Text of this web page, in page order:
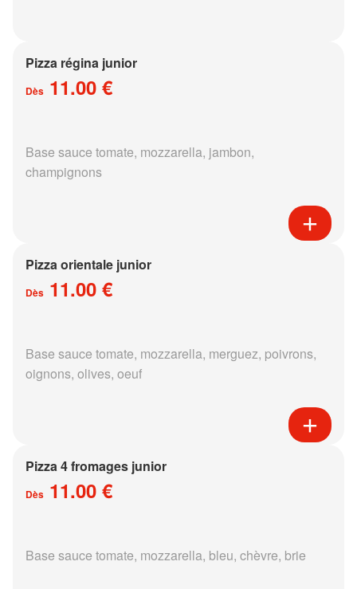
Pizza régina junior
Dès 11.00 €
Base sauce tomate, mozzarella, jambon,
champignons
Pizza orientale junior
Dès 11.00 €
Base sauce tomate, mozzarella, merguez, poivrons,
oignons, olives, oeuf
Pizza 4 fromages junior
Dès 11.00 €
Base sauce tomate, mozzarella, bleu, chèvre, brie